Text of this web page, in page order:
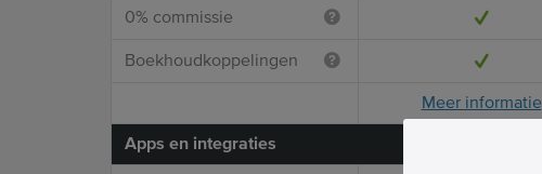
0% commissie
Boekhoudkoppelingen
Meer informatie
Apps en integraties